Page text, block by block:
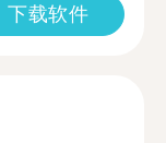
下载软件